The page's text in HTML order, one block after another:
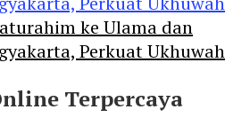
ke Ulama dan
Perkuat Ukhuwah
Terpercaya